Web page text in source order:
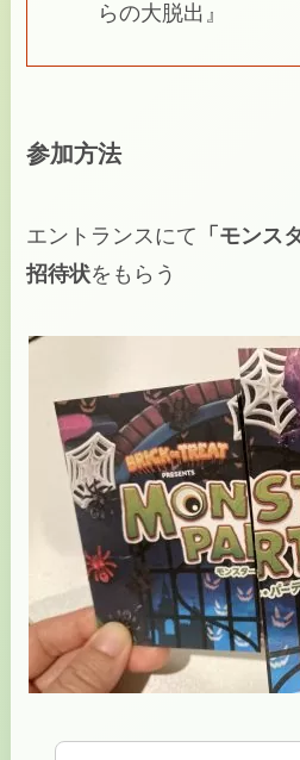
らの大脱出』
参加方法
エントランスにて 「モンス
招待状をもらう